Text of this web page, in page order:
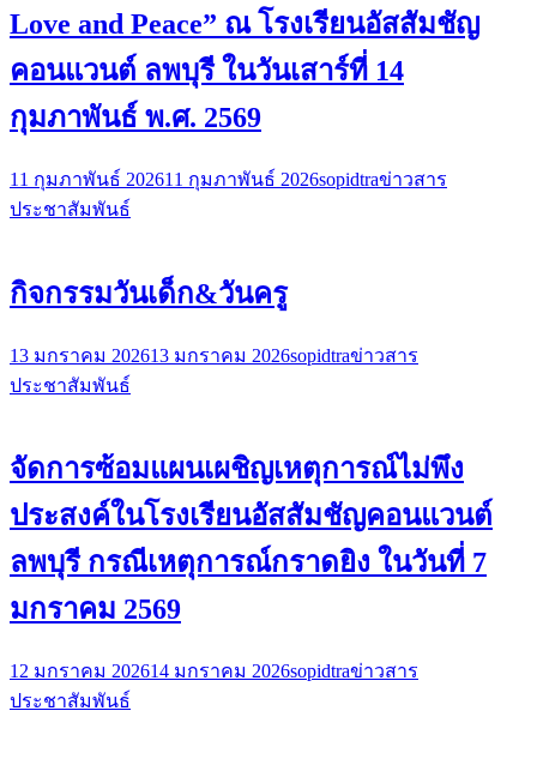
Love and Peace” ณ โรงเรียนอัสสัมชัญ
คอนแวนต์ ลพบุรี ในวันเสาร์ที่ 14
กุมภาพันธ์ พ.ศ. 2569
11 กุมภาพันธ์ 202611 กุมภาพันธ์ 2026sopidtraข่าวสาร
ประชาสัมพันธ์
กิจกรรมวันเด็ก&วันครู
13 มกราคม 202613 มกราคม 2026sopidtraข่าวสาร
ประชาสัมพันธ์
จัดการซ้อมแผนเผชิญเหตุการณ์ไม่พึง
ประสงค์ในโรงเรียนอัสสัมชัญคอนแวนต์
ลพบุรี กรณีเหตุการณ์กราดยิง ในวันที่ 7
มกราคม 2569
12 มกราคม 202614 มกราคม 2026sopidtraข่าวสาร
ประชาสัมพันธ์